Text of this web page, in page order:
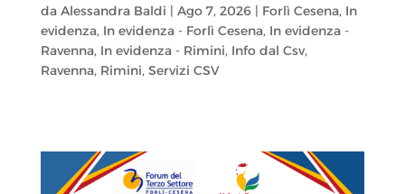
da Alessandra Baldi | Ago 7, 2026| Forlì Cesena, In
evidenza, In evidenza - Forlì Cesena, In evidenza -
Ravenna, In evidenza - Rimini, Info dal Csv,
Ravenna, Rimini, Servizi CSV